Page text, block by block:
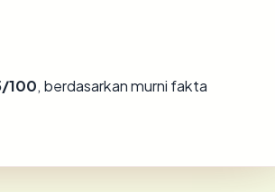
100, berdasarkan murni fakta